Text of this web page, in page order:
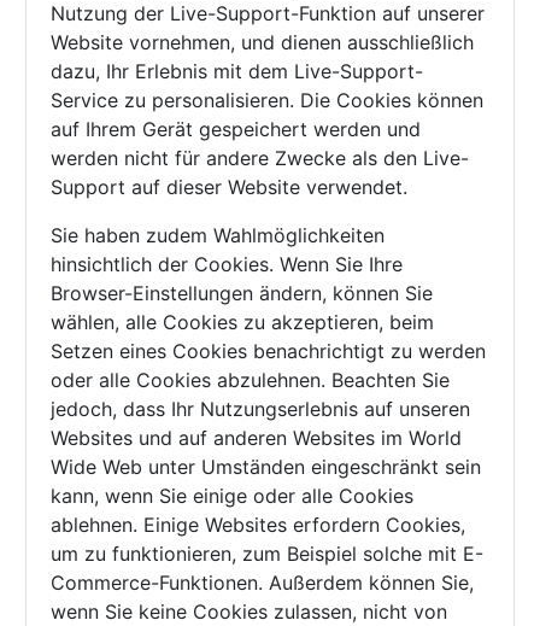
Nutzung der Live-Support-Funktion auf unserer
Website vornehmen, und dienen ausschließlich
dazu, Ihr Erlebnis mit dem Live-Support-
Service zu personalisieren. Die Cookies können
auf Ihrem Gerät gespeichert werden und
werden nicht für andere Zwecke als den Live-
Support auf dieser Website verwendet.
Sie haben zudem Wahlmöglichkeiten
hinsichtlich der Cookies. Wenn Sie Ihre
Browser-Einstellungen ändern, können Sie
wählen, alle Cookies zu akzeptieren, beim
Setzen eines Cookies benachrichtigt zu werden
oder alle Cookies abzulehnen. Beachten Sie
jedoch, dass Ihr Nutzungserlebnis auf unseren
Websites und auf anderen Websites im World
Wide Web unter Umständen eingeschränkt sein
kann, wenn Sie einige oder alle Cookies
ablehnen. Einige Websites erfordern Cookies,
um zu funktionieren, zum Beispiel solche mit E-
Commerce-Funktionen. Außerdem können Sie,
wenn Sie keine Cookies zulassen, nicht von